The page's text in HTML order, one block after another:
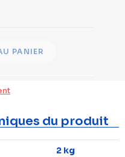
PANIER
du produit
2 kg